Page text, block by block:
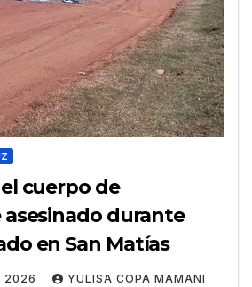
cuerpo de
durante
en San Matías
2026 YULISA COPA MAMANI